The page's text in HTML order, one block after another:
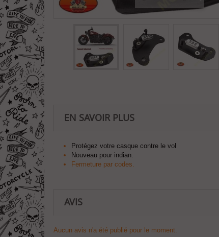
EN SAVOIR PLUS
Protégez votre casque contre le vol
Nouveau pour indian.
Fermeture par codes.
AVIS
Aucun avis n'a été publié pour le moment.